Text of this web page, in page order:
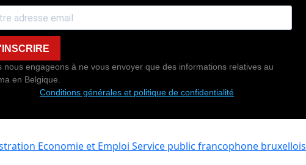
nous engageons à ne vous envoyer que des informations relatives au
en Belgique.
Conditions générales et politique de confidentialité
Economie et Emploi Service public francophone bruxellois